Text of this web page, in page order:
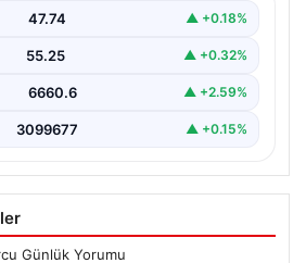
olan borçlarını belirten bir intihar
47.74 ▲ +0.18%
55.25 ▲ +0.32%
6660.6 ▲ +2.59%
3099677 ▲ +0.15%
Günlük Yorumu